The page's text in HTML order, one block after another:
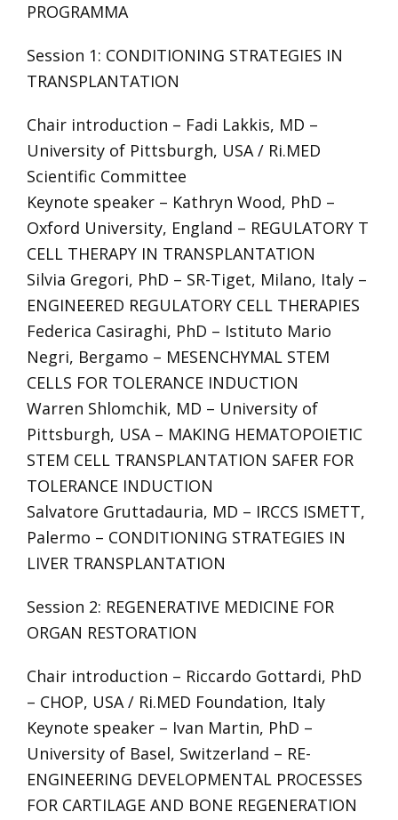
PROGRAMMA
Session 1: CONDITIONING STRATEGIES IN
TRANSPLANTATION
Chair introduction – Fadi Lakkis, MD –
University of Pittsburgh, USA / Ri.MED
Scientific Committee
Keynote speaker – Kathryn Wood, PhD –
Oxford University, England – REGULATORY T
CELL THERAPY IN TRANSPLANTATION
Silvia Gregori, PhD – SR-Tiget, Milano, Italy –
ENGINEERED REGULATORY CELL THERAPIES
Federica Casiraghi, PhD – Istituto Mario
Negri, Bergamo – MESENCHYMAL STEM
CELLS FOR TOLERANCE INDUCTION
Warren Shlomchik, MD – University of
Pittsburgh, USA – MAKING HEMATOPOIETIC
STEM CELL TRANSPLANTATION SAFER FOR
TOLERANCE INDUCTION
Salvatore Gruttadauria, MD – IRCCS ISMETT,
Palermo – CONDITIONING STRATEGIES IN
LIVER TRANSPLANTATION
Session 2: REGENERATIVE MEDICINE FOR
ORGAN RESTORATION
Chair introduction – Riccardo Gottardi, PhD
– CHOP, USA / Ri.MED Foundation, Italy
Keynote speaker – Ivan Martin, PhD –
University of Basel, Switzerland – RE-
ENGINEERING DEVELOPMENTAL PROCESSES
FOR CARTILAGE AND BONE REGENERATION